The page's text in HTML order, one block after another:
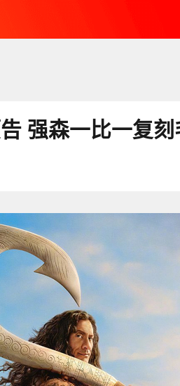
强森一比一复